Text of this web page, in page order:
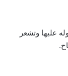
عليها وتشعر